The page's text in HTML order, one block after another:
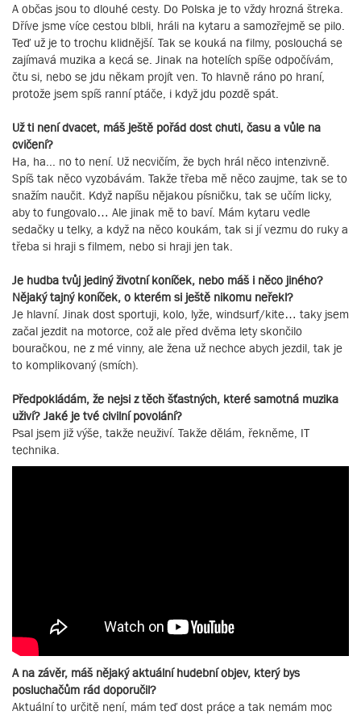
A občas jsou to dlouhé cesty. Do Polska je to vždy hrozná štreka.
Dříve jsme více cestou blbli, hráli na kytaru a samozřejmě se pilo.
Teď už je to trochu klidnější. Tak se kouká na filmy, poslouchá se
zajímavá muzika a kecá se. Jinak na hotelích spíše odpočívám,
čtu si, nebo se jdu někam projít ven. To hlavně ráno po hraní,
protože jsem spíš ranní ptáče, i když jdu pozdě spát.
Už ti není dvacet, máš ještě pořád dost chuti, času a vůle na
cvičení?
Ha, ha... no to není. Už necvičím, že bych hrál něco intenzivně.
Spíš tak něco vyzobávám. Takže třeba mě něco zaujme, tak se to
snažím naučit. Když napíšu nějakou písničku, tak se učím licky,
aby to fungovalo… Ale jinak mě to baví. Mám kytaru vedle
sedačky u telky, a když na něco koukám, tak si jí vezmu do ruky a
třeba si hraji s filmem, nebo si hraji jen tak.
Je hudba tvůj jediný životní koníček, nebo máš i něco jiného?
Nějaký tajný koníček, o kterém si ještě nikomu neřekl?
Je hlavní. Jinak dost sportuji, kolo, lyže, windsurf/kite… taky jsem
začal jezdit na motorce, což ale před dvěma lety skončilo
bouračkou, ne z mé vinny, ale žena už nechce abych jezdil, tak je
to komplikovaný (smích).
Předpokládám, že nejsi z těch šťastných, které samotná muzika
uživí? Jaké je tvé civilní povolání?
Psal jsem již výše, takže neuživí. Takže dělám, řekněme, IT
technika.
A na závěr, máš nějaký aktuální hudební objev, který bys
posluchačům rád doporučil?
Aktuální to určitě není, mám teď dost práce a tak nemám moc